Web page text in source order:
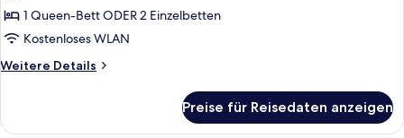
Superior
Room
anzeigen
1 Queen-Bett ODER 2 Einzelbetten
Kostenloses WLAN
Weitere Details
Weitere
Room
Preise für Reisedaten anzeigen